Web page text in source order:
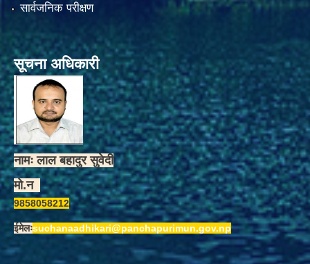
सार्वजनिक परीक्षण
सूचना अधिकारी
नामः लाल बहादुर सुवेदी
मो.न
9858058212
ईमेलःsuchanaadhikari@panchapurimun.gov.np